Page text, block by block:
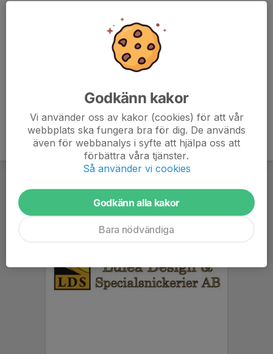
Godkänn kakor
Vi använder oss av kakor (cookies) för att vår
webbplats ska fungera bra för dig. De används
även för webbanalys i syfte att hjälpa oss att
förbättra våra tjänster.
Så använder vi cookies
Godkänn alla kakor
Bara nödvändiga